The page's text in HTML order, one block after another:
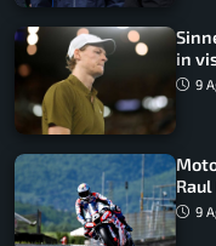
in
9
Raul
9